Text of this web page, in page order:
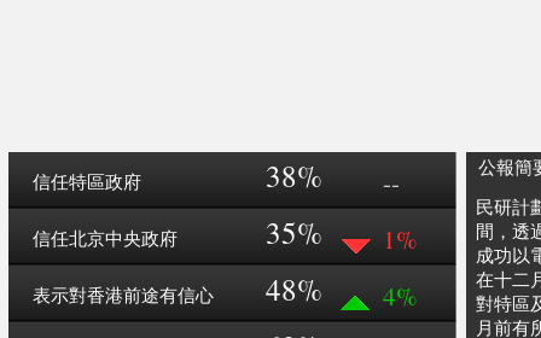
信任特區政府 38% --
信任北京中央政府 35% 1%
表示對香港前途有信心 48% 4%
公報簡
民研計
間，透
成功以
在十二
對特區
月前有